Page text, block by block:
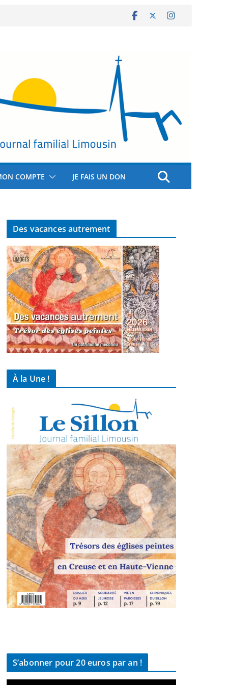
COMPTE JE FAIS UN DON
Des vacances autrement
À la Une !
S’abonner pour 20 euros par an !